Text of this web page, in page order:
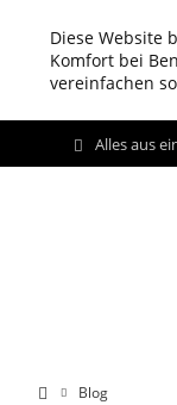
Diese Website
Komfort bei
vereinfachen
Alles aus
Blog